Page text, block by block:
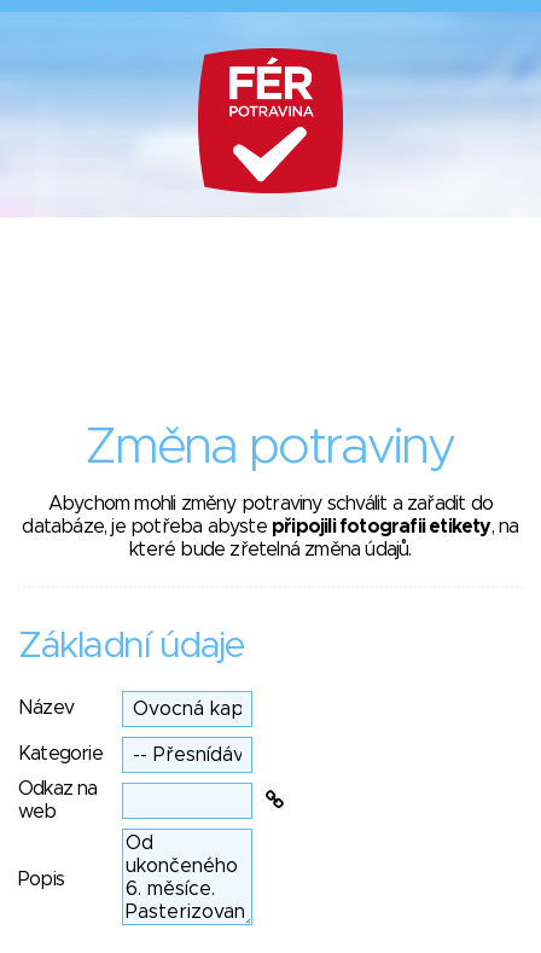
Změna potraviny
Abychom mohli změny potraviny schválit a zařadit do
databáze, je potřeba abyste připojili fotografii etikety, na
které bude zřetelná změna údajů.
Základní údaje
Název
Kategorie
Odkaz na
web
Popis